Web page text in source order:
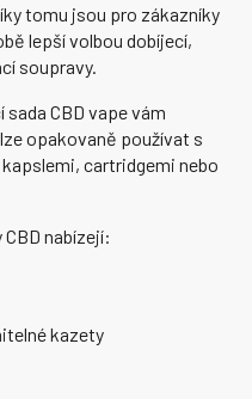
tomu jsou pro zákazníky
lepší volbou dobíjecí,
soupravy.
CBD vape vám
opakovaně používat s
cartridgemi nebo
nabízejí:
kazety